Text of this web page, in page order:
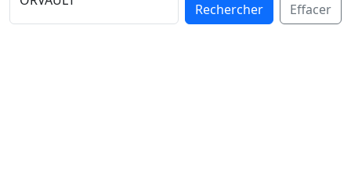
Rechercher Effacer